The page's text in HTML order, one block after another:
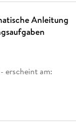
Anleitung
- erscheint am: